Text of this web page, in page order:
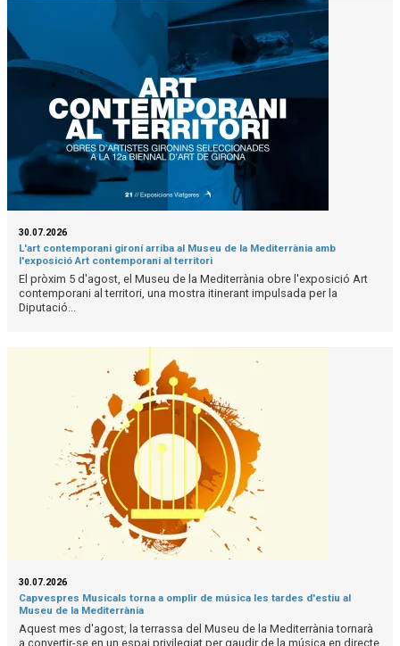
30.07.2026
L'art contemporani gironí arriba al Museu de la Mediterrània amb
l'exposició Art contemporani al territori
El pròxim 5 d'agost, el Museu de la Mediterrània obre l'exposició Art
contemporani al territori, una mostra itinerant impulsada per la
Diputació...
30.07.2026
Capvespres Musicals torna a omplir de música les tardes d'estiu al
Museu de la Mediterrània
Aquest mes d'agost, la terrassa del Museu de la Mediterrània tornarà
a convertir-se en un espai privilegiat per gaudir de la música en directe